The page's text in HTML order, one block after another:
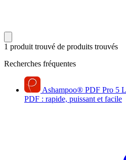
1 produit trouvé de produits trouvés
Recherches fréquentes
Ashampoo® PDF Pro 5
PDF : rapide, puissant et facile